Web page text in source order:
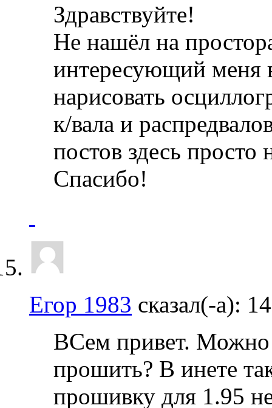
Здравствуйте!
Не нашёл на
интересующий меня
нарисовать
к/вала и
постов здесь просто
Спасибо!
Егор 1983 сказал(-а):
ВСем привет.
прошить? В инете
прошивку для 1.95